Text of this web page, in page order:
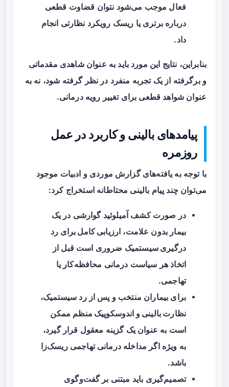
فعال موجب می‌شود نتوان قضاوت قطعی
درباره برتری یا ریسک رویکرد نظارتی انجام
داد.
بنابراین، نتایج این مورد باید به عنوان شاهدی مقدماتی
و برگرفته از یک تجربه منفرد در نظر گرفته شود، نه به
عنوان شواهد قطعی برای تغییر رویه درمانی.
پیامدهای بالینی و کاربرد در عمل
روزمره
با توجه به یافته‌های گزارش موردی و ادبیات موجود
می‌توان چند پیام بالینی محتاطانه استخراج کرد:
در صورت کشف آمیلوئید گوارشی در یک
بیمار بدون علامت، ارزیابی کامل برای رد
درگیری سیستمیک ضروری است قبل از
اتخاذ هر سیاست درمانی محافظه‌کار یا
تهاجمی.
برای بیماران منتخب و پس از رد سیستمیک،
نظارت بالینی و اندوسکوپیک منظم ممکن
است به عنوان یک گزینه معقول قرار گیرد،
به ویژه اگر مداخله درمانی تهاجمی ریسک‌زا
باشد.
تصمیم‌گیری باید مبتنی برگفت‌وگوی